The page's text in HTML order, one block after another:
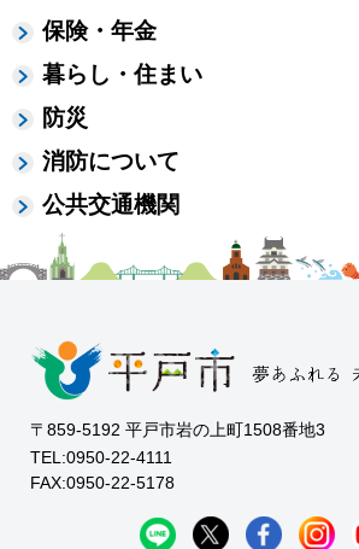
保険・年金
暮らし・住まい
防災
消防について
公共交通機関
〒859-5192 平戸市岩の上町1508番地3
TEL:0950-22-4111
FAX:0950-22-5178